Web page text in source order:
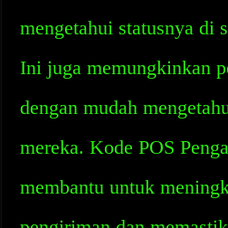
mengetahui statusnya di
Ini juga memungkinkan
dengan mudah
mereka. Kode POS
membantu untuk